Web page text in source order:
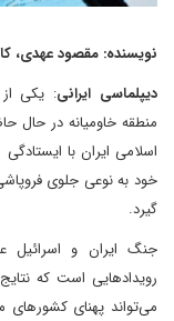
نویسنده: مقصود عهدی،
دیپلماسی ایرانی: یکی از
منطقه خاومیانه در حال
اسلامی ایران با
خود به نوعی جلوی
گیرد.
جنگ ایران و اسرائیل
رویدادهایی است که
می‌تواند پهنای